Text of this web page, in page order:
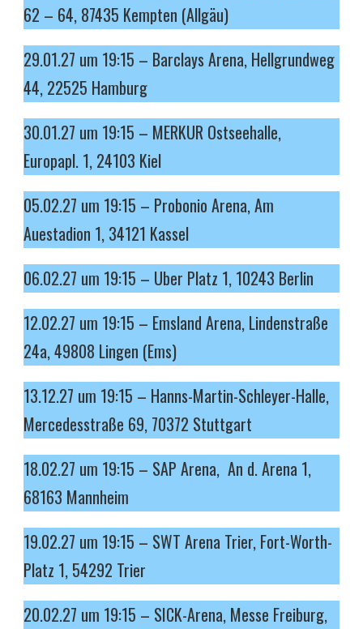
62 – 64, 87435 Kempten (Allgäu)
29.01.27 um 19:15 – Barclays Arena, Hellgrundweg
44, 22525 Hamburg
30.01.27 um 19:15 – MERKUR Ostseehalle,
Europapl. 1, 24103 Kiel
05.02.27 um 19:15 – Probonio Arena, Am
Auestadion 1, 34121 Kassel
06.02.27 um 19:15 – Uber Platz 1, 10243 Berlin
12.02.27 um 19:15 – Emsland Arena, Lindenstraße
24a, 49808 Lingen (Ems)
13.12.27 um 19:15 – Hanns-Martin-Schleyer-Halle,
Mercedesstraße 69, 70372 Stuttgart
18.02.27 um 19:15 – SAP Arena, An d. Arena 1,
68163 Mannheim
19.02.27 um 19:15 – SWT Arena Trier, Fort-Worth-
Platz 1, 54292 Trier
20.02.27 um 19:15 – SICK-Arena, Messe Freiburg,